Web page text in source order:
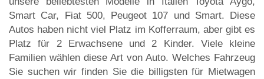
Smart Car, Fiat 500, Peugeot 107 und Smart. Diese
Autos haben nicht viel Platz im Kofferraum, aber gibt es
Platz für 2 Erwachsene und 2 Kinder. Viele kleine
Familien wählen diese Art von Auto. Welches Fahrzeug
Sie suchen wir finden Sie die billigsten für Mietwagen